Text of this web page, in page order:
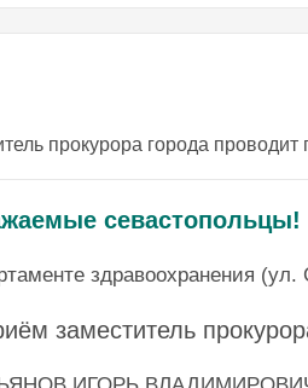
севастопольцы!
здравоохранения
заместитель